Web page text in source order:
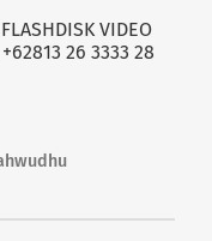
VIDEO
26 3333 28